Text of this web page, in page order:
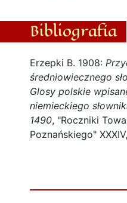
Bibliografia
Erzepki B. 1908:
średniowiecznego
Glosy polskie
niemieckiego
1490, "Roczniki
Poznańskiego"